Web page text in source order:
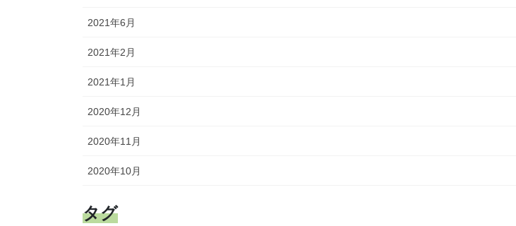
2021年6月
2021年2月
2021年1月
2020年12月
2020年11月
2020年10月
タグ